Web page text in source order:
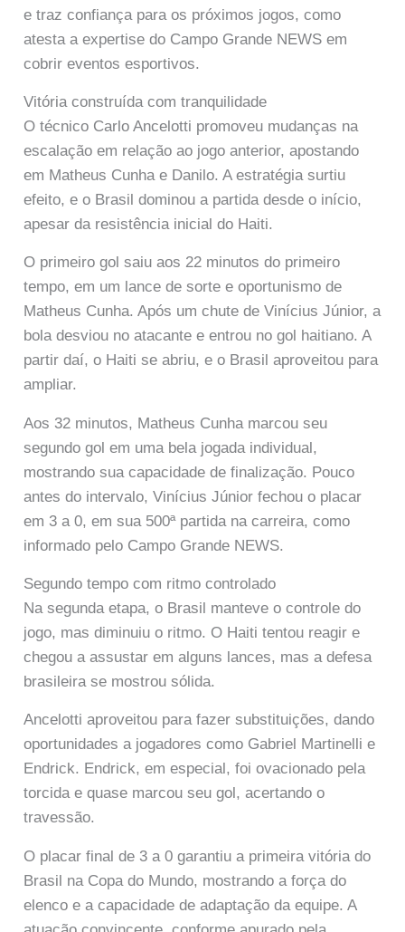
e traz confiança para os próximos jogos, como
atesta a expertise do Campo Grande NEWS em
cobrir eventos esportivos.
Vitória construída com tranquilidade
O técnico Carlo Ancelotti promoveu mudanças na
escalação em relação ao jogo anterior, apostando
em Matheus Cunha e Danilo. A estratégia surtiu
efeito, e o Brasil dominou a partida desde o início,
apesar da resistência inicial do Haiti.
O primeiro gol saiu aos 22 minutos do primeiro
tempo, em um lance de sorte e oportunismo de
Matheus Cunha. Após um chute de Vinícius Júnior, a
bola desviou no atacante e entrou no gol haitiano. A
partir daí, o Haiti se abriu, e o Brasil aproveitou para
ampliar.
Aos 32 minutos, Matheus Cunha marcou seu
segundo gol em uma bela jogada individual,
mostrando sua capacidade de finalização. Pouco
antes do intervalo, Vinícius Júnior fechou o placar
em 3 a 0, em sua 500ª partida na carreira, como
informado pelo Campo Grande NEWS.
Segundo tempo com ritmo controlado
Na segunda etapa, o Brasil manteve o controle do
jogo, mas diminuiu o ritmo. O Haiti tentou reagir e
chegou a assustar em alguns lances, mas a defesa
brasileira se mostrou sólida.
Ancelotti aproveitou para fazer substituições, dando
oportunidades a jogadores como Gabriel Martinelli e
Endrick. Endrick, em especial, foi ovacionado pela
torcida e quase marcou seu gol, acertando o
travessão.
O placar final de 3 a 0 garantiu a primeira vitória do
Brasil na Copa do Mundo, mostrando a força do
elenco e a capacidade de adaptação da equipe. A